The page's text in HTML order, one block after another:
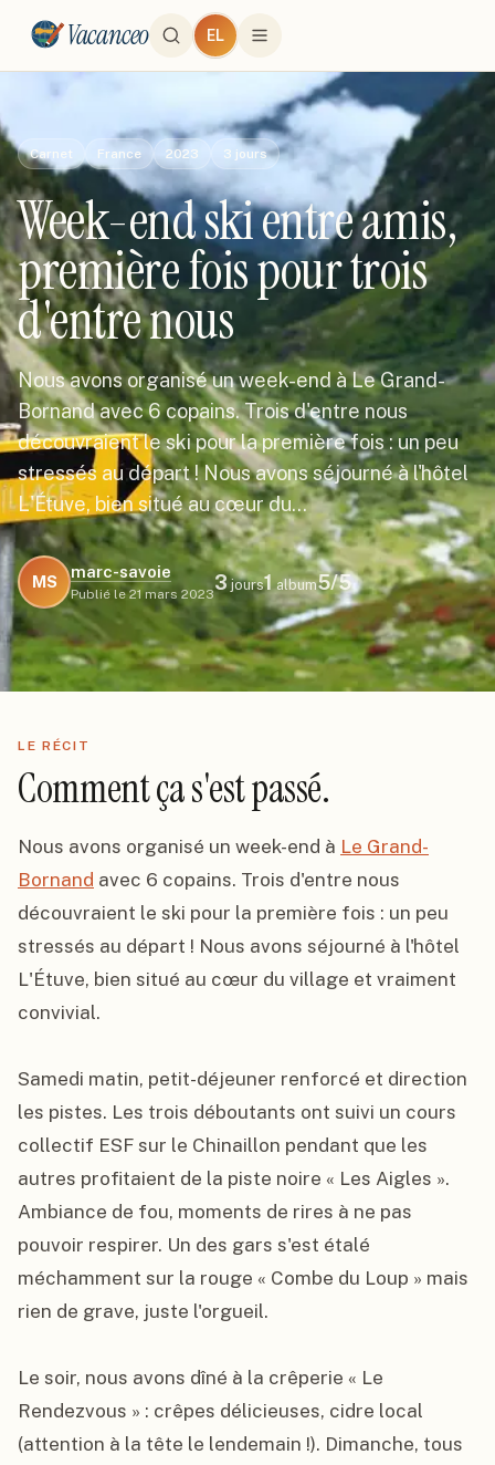
Vacanceo EL
Carnet France 2023 3 jours
Week-end ski entre amis,
première fois pour trois
d'entre nous
Nous avons organisé un week-end à Le Grand-
Bornand avec 6 copains. Trois d'entre nous
découvraient le ski pour la première fois : un peu
stressés au départ ! Nous avons séjourné à l'hôtel
L'Étuve, bien situé au cœur du…
MS
marc-savoie
Publié le 21 mars 2023
3 jours1 album5/5
LE RÉCIT
Comment ça s'est passé.
Nous avons organisé un week-end à Le Grand-
Bornand avec 6 copains. Trois d'entre nous
découvraient le ski pour la première fois : un peu
stressés au départ ! Nous avons séjourné à l'hôtel
L'Étuve, bien situé au cœur du village et vraiment
convivial.
Samedi matin, petit-déjeuner renforcé et direction
les pistes. Les trois déboutants ont suivi un cours
collectif ESF sur le Chinaillon pendant que les
autres profitaient de la piste noire « Les Aigles ».
Ambiance de fou, moments de rires à ne pas
pouvoir respirer. Un des gars s'est étalé
méchamment sur la rouge « Combe du Loup » mais
rien de grave, juste l'orgueil.
Le soir, nous avons dîné à la crêperie « Le
Rendezvous » : crêpes délicieuses, cidre local
(attention à la tête le lendemain !). Dimanche, tous